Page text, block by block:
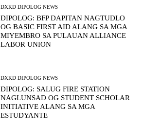
DXKD DIPOLOG NEWS
DIPOLOG: BFP DAPITAN NAGTUDLO
OG BASIC FIRST AID ALANG SA MGA
MIYEMBRO SA PULAUAN ALLIANCE
LABOR UNION
DXKD DIPOLOG NEWS
DIPOLOG: SALUG FIRE STATION
NAGLUNSAD OG STUDENT SCHOLAR
INITIATIVE ALANG SA MGA
ESTUDYANTE